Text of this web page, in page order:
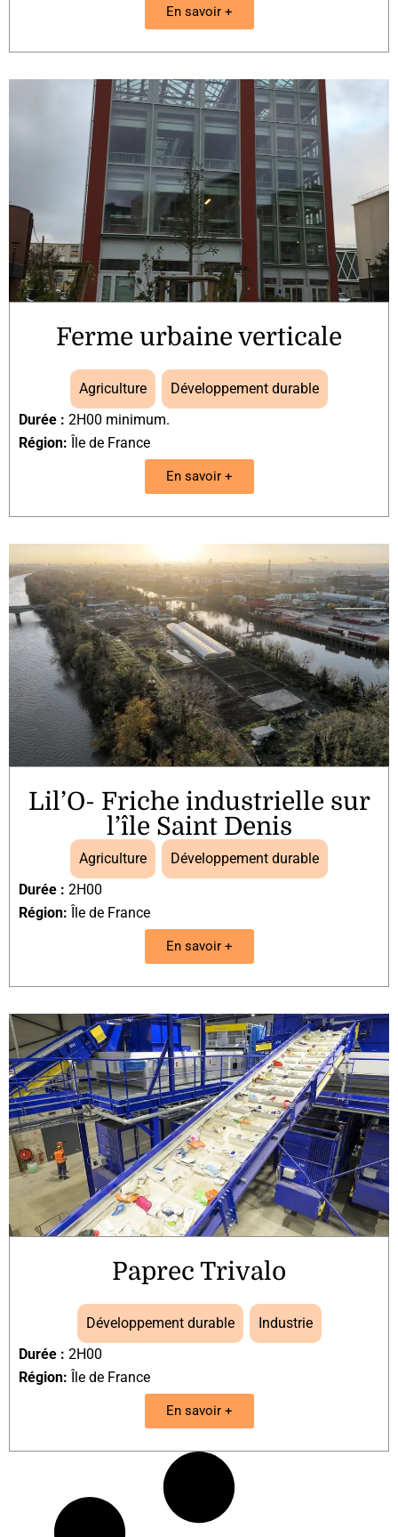
En savoir +
Ferme urbaine verticale
Agriculture
Développement durable
Durée : 2H00 minimum.
Région: Île de France
En savoir +
Lil’O- Friche industrielle sur
l’île Saint Denis
Agriculture
Développement durable
Durée : 2H00
Région: Île de France
En savoir +
Paprec Trivalo
Développement durable
Industrie
Durée : 2H00
Région: Île de France
En savoir +